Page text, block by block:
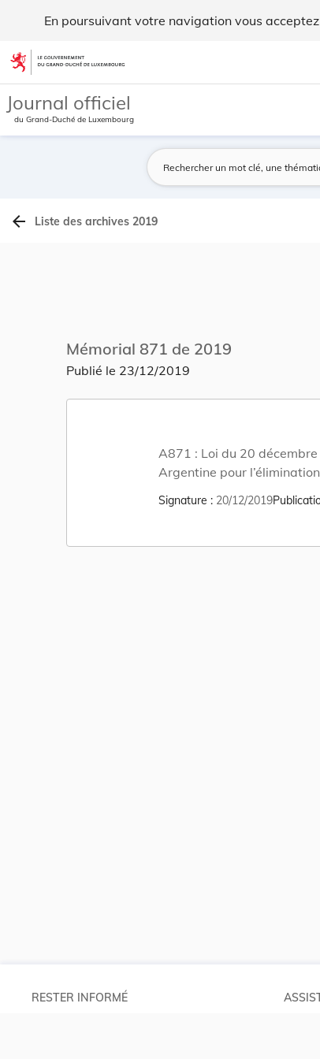
En poursuivant votre navigation vous
Aller au contenu
Journal officiel
du Grand-Duché de Luxembourg
arrow_back Liste des archives 2019
Mémorial 871 de 2019
Publié le 23/12/2019
A871 : Loi du 20
Argentine pour
l’évasion et de la fraude
Signature 20/12/2019
RESTER INFORMÉ